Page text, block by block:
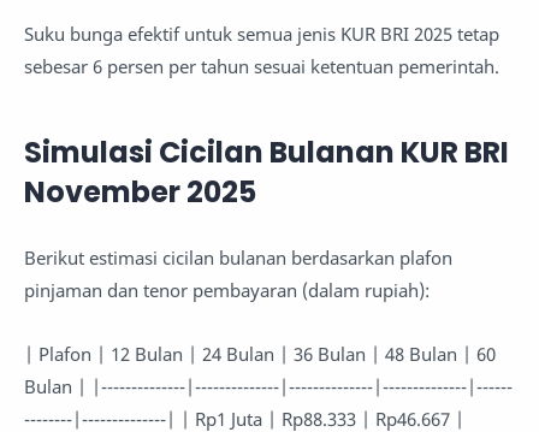
Suku bunga efektif untuk semua jenis KUR BRI 2025 tetap
sebesar 6 persen per tahun sesuai ketentuan pemerintah.
Simulasi Cicilan Bulanan KUR BRI
November 2025
Berikut estimasi cicilan bulanan berdasarkan plafon
pinjaman dan tenor pembayaran (dalam rupiah):
| Plafon | 12 Bulan | 24 Bulan | 36 Bulan | 48 Bulan | 60
Bulan | |--------------|--------------|--------------|--------------|------
--------|--------------| | Rp1 Juta | Rp88.333 | Rp46.667 |